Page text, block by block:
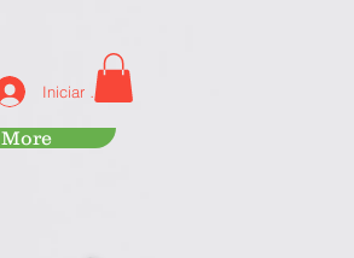
Iniciar sesión
More